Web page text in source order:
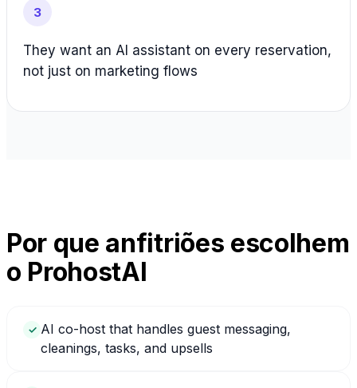
3
They want an AI assistant on every reservation,
not just on marketing flows
Por que anfitriões escolhem
o ProhostAI
✓ AI co-host that handles guest messaging,
cleanings, tasks, and upsells